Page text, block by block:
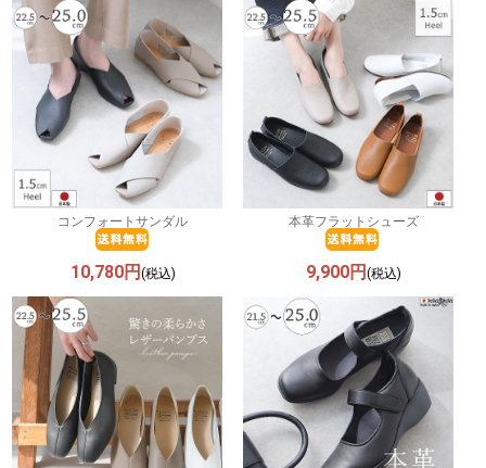
コンフォートサンダル
10,780円 (税込)
本革フラットシューズ
9,900円 (税込)